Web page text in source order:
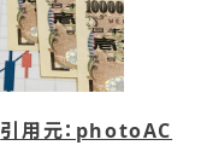
引用元：photoAC